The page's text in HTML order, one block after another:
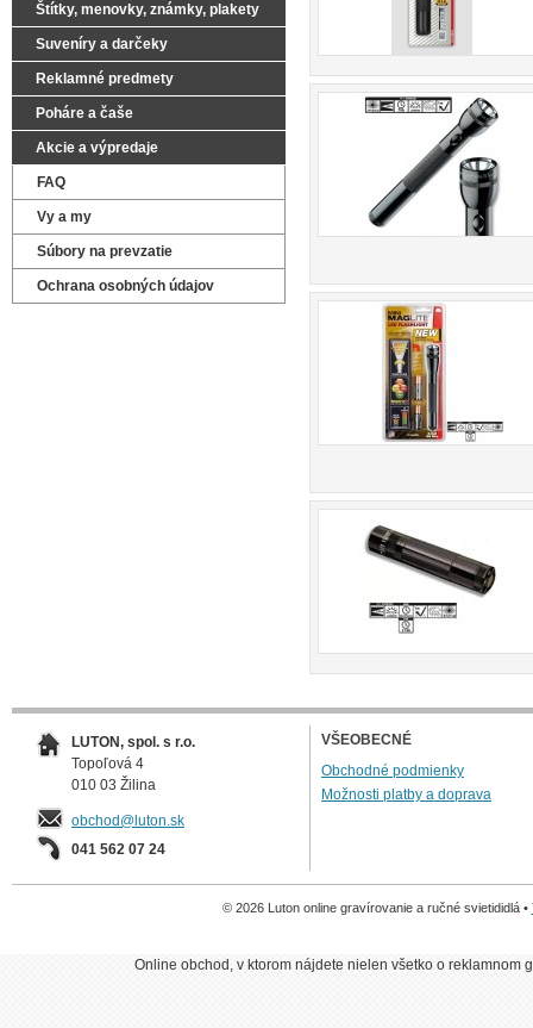
Štítky, menovky, známky, plakety
Suveníry a darčeky
Reklamné predmety
Poháre a čaše
Akcie a výpredaje
FAQ
Vy a my
Súbory na prevzatie
Ochrana osobných údajov
LUTON, spol. s r.o.
Topoľová 4
010 03 Žilina
obchod@luton.sk
041 562 07 24
VŠEOBECNÉ
Obchodné podmienky
Možnosti platby a doprava
© 2026 Luton online gravírovanie a ručné svietididlá •
Online obchod, v ktorom nájdete nielen všetko o